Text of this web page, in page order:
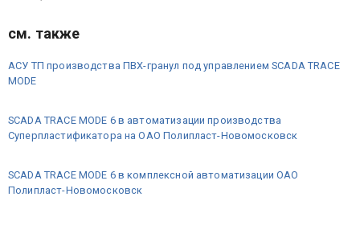
см. также
АСУ ТП производства ПВХ-гранул под управлением SCADA TRACE
MODE
SCADA TRACE MODE 6 в автоматизации производства
Суперпластификатора на ОАО Полипласт-Новомосковск
SCADA TRACE MODE 6 в комплексной автоматизации ОАО
Полипласт-Новомосковск